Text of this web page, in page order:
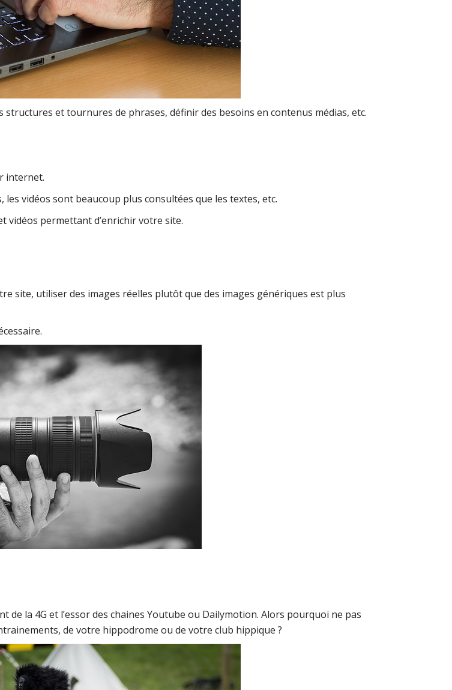
et tournures de phrases, définir des besoins en contenus médias, etc.
internet.
vidéos sont beaucoup plus consultées que les textes, etc.
permettant d’enrichir votre site.
site, utiliser des images réelles plutôt que des images génériques est plus
de la 4G et l’essor des chaines Youtube ou Dailymotion. Alors pourquoi ne pas
de votre hippodrome ou de votre club hippique ?